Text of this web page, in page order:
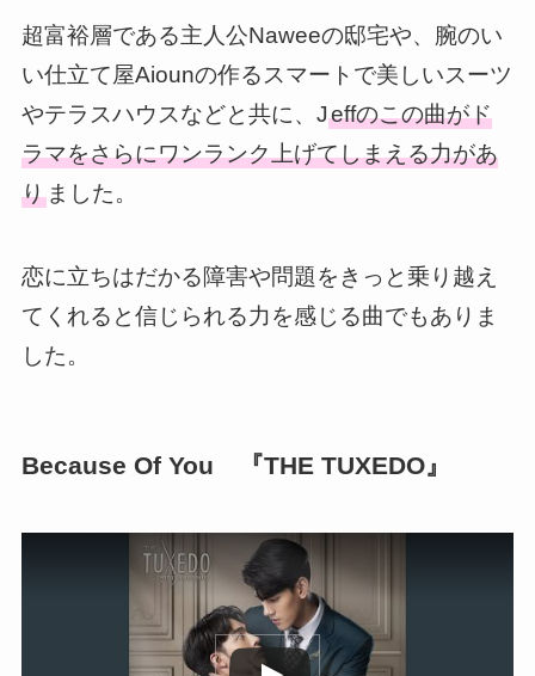
超富裕層である主人公Naweeの邸宅や、腕のい
い仕立て屋Aiounの作るスマートで美しいスーツ
やテラスハウスなどと共に、Jeffのこの曲がド
ラマをさらにワンランク上げてしまえる力があ
りました。
恋に立ちはだかる障害や問題をきっと乗り越え
てくれると信じられる力を感じる曲でもありま
した。
Because Of You 『THE TUXEDO』
この動画を YouTube で視聴